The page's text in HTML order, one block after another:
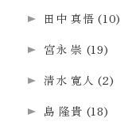
田中 真悟 (10)
宮永 崇 (19)
清水 寛人 (2)
島 隆貴 (18)